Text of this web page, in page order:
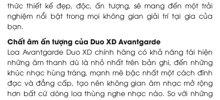
thức thiết kế đẹp, độc, ấn tượng, sẽ mang đến một trải
nghiệm nổi bật trong mọi không gian giải trí tại gia của
bạn.
Chất âm ấn tượng của Duo XD Avantgarde
Loa Avantgarde Duo XD chính hãng có khả năng tái hiện
những âm thanh dù là nhỏ nhất trên bản ghi, đến những
khúc nhạc hùng tráng, mạnh mẽ bậc nhất một cách đĩnh
đạc và đẳng cấp, tạo nên không gian âm nhạc mở rộng
hơn bất cứ dòng loa thùng nghe nhạc nào. So với những